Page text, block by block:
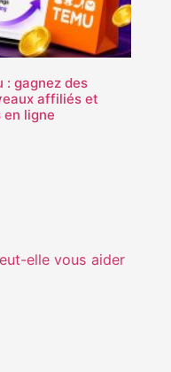
: gagnez des
affiliés et
ligne